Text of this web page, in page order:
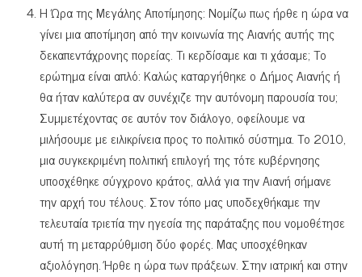
Η Ώρα της Μεγάλης Αποτίμησης: Νομίζω πως ήρθε η ώρα να
γίνει μια αποτίμηση από την κοινωνία της Αιανής αυτής της
δεκαπεντάχρονης πορείας. Τι κερδίσαμε και τι χάσαμε; Το
ερώτημα είναι απλό: Καλώς καταργήθηκε ο Δήμος Αιανής ή
θα ήταν καλύτερα αν συνέχιζε την αυτόνομη παρουσία του;
Συμμετέχοντας σε αυτόν τον διάλογο, οφείλουμε να
μιλήσουμε με ειλικρίνεια προς το πολιτικό σύστημα. Το 2010,
μια συγκεκριμένη πολιτική επιλογή της τότε κυβέρνησης
υποσχέθηκε σύγχρονο κράτος, αλλά για την Αιανή σήμανε
την αρχή του τέλους. Στον τόπο μας υποδεχθήκαμε την
τελευταία τριετία την ηγεσία της παράταξης που νομοθέτησε
αυτή τη μεταρρύθμιση δύο φορές. Μας υποσχέθηκαν
αξιολόγηση. Ήρθε η ώρα των πράξεων. Στην ιατρική και στην